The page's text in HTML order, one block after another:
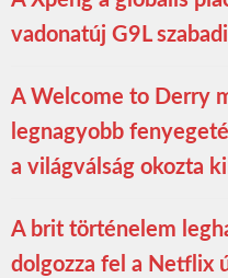
vadonatúj G9L
A Welcome to Derry
legnagyobb
a világválság okozta
A brit történelem
dolgozza fel a Netflix